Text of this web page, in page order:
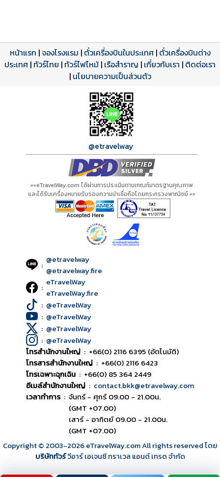
โปรแกรมทัวร์
ดาวน์โหลด PDF
รีวิวลูกค้าจริง
รีวิวจาก eTravelWay
เปิดหน้าเต็ม
ใบอนุญาตนำเที่ยว
เลขที่ 11/11450
เปิดหน้าเต็ม
หน้าแรก |จองโรงแรม | ตั๋วเครื่องบินในประเทศ| ตั๋วเครื่องบินต่าง
ประเทศ | ทัวร์ไทย | ทัวร์ไฟไหม้ | เรือสำราญ | เกี่ยวกับเรา | ติดต่อเรา
| นโยบายความเป็นส่วนตัว
@etravelway
==eTravelWay.com ได้ผ่านการประเมินตามเกณฑ์มาตรฐานคุณภาพ
และได้รับเครื่องหมายรับรองความน่าเชื่อถือโดยกระทรวงพาณิชย์ ==
: @etravelway
@etravelway.fire
: eTravelWay
eTravelWay.fire
: @eTravelWay
: @eTravelWay
: @eTravelWay
: @eTravelWay
โทรสำนักงานใหญ่ : +66(0) 2116 6395 (อัตโนมัติ)
โทรสารสำนักงานใหญ่ : +66(0) 2116 6423
โทรเฉพาะฉุกเฉิน : +66(0) 85 364 2449
อีเมล์สำนักงานใหญ่ : contact.bkk@etravelway.com
เวลาทำการ : จันทร์ - ศุกร์ 09.00 - 21.00น.
(GMT +07.00)
เสาร์ - อาทิตย์ 09.00 - 21.00น.
(GMT +07.00)
Copyright © 2003-2026eTravelWay.com All rights reserved โดย
บริษัททัวร์วีอาร์ เอเจนซี ทราเวล แอนด์ เทรด จำกัด